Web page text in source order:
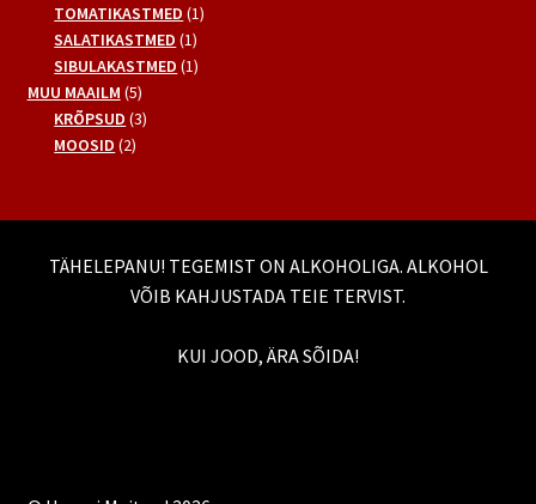
toodet
TOMATIKASTMED 11
SALATIKASTMED 11
toode
SIBULAKASTMED 11
MUU MAAILM 55
toodet
KRÕPSUD 33
MOOSID 22
TÄHELEPANU! TEGEMIST ON ALKOHOLIGA. ALKOHOL
VÕIB KAHJUSTADA TEIE TERVIST.
KUI JOOD, ÄRA SÕIDA!